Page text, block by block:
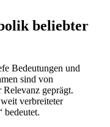
beliebter
Bedeutungen und
sind von
geprägt.
verbreiteter
bedeutet.